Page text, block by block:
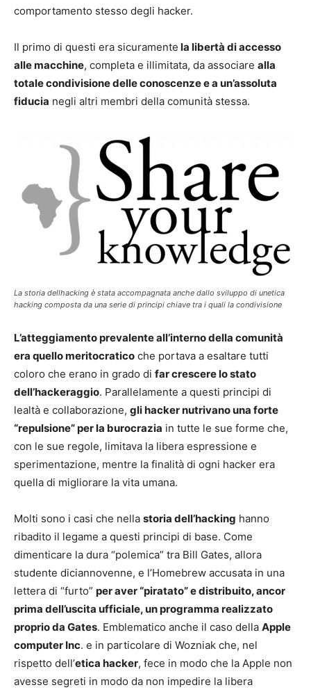
comportamento stesso degli hacker.
Il primo di questi era sicuramente la libertà di accesso
alle macchine, completa e illimitata, da associare alla
totale condivisione delle conoscenze e a un’assoluta
fiducia negli altri membri della comunità stessa.
La storia dellhacking è stata accompagnata anche dallo sviluppo di unetica
hacking composta da una serie di principi chiave tra i quali la condivisione
L’atteggiamento prevalente all’interno della comunità
era quello meritocratico che portava a esaltare tutti
coloro che erano in grado di far crescere lo stato
dell’hackeraggio. Parallelamente a questi principi di
lealtà e collaborazione, gli hacker nutrivano una forte
“repulsione” per la burocrazia in tutte le sue forme che,
con le sue regole, limitava la libera espressione e
sperimentazione, mentre la finalità di ogni hacker era
quella di migliorare la vita umana.
Molti sono i casi che nella storia dell’hacking hanno
ribadito il legame a questi principi di base. Come
dimenticare la dura “polemica” tra Bill Gates, allora
studente diciannovenne, e l’Homebrew accusata in una
lettera di “furto” per aver “piratato” e distribuito, ancor
prima dell’uscita ufficiale, un programma realizzato
proprio da Gates. Emblematico anche il caso della Apple
computer Inc. e in particolare di Wozniak che, nel
rispetto dell’etica hacker, fece in modo che la Apple non
avesse segreti in modo da non impedire la libera